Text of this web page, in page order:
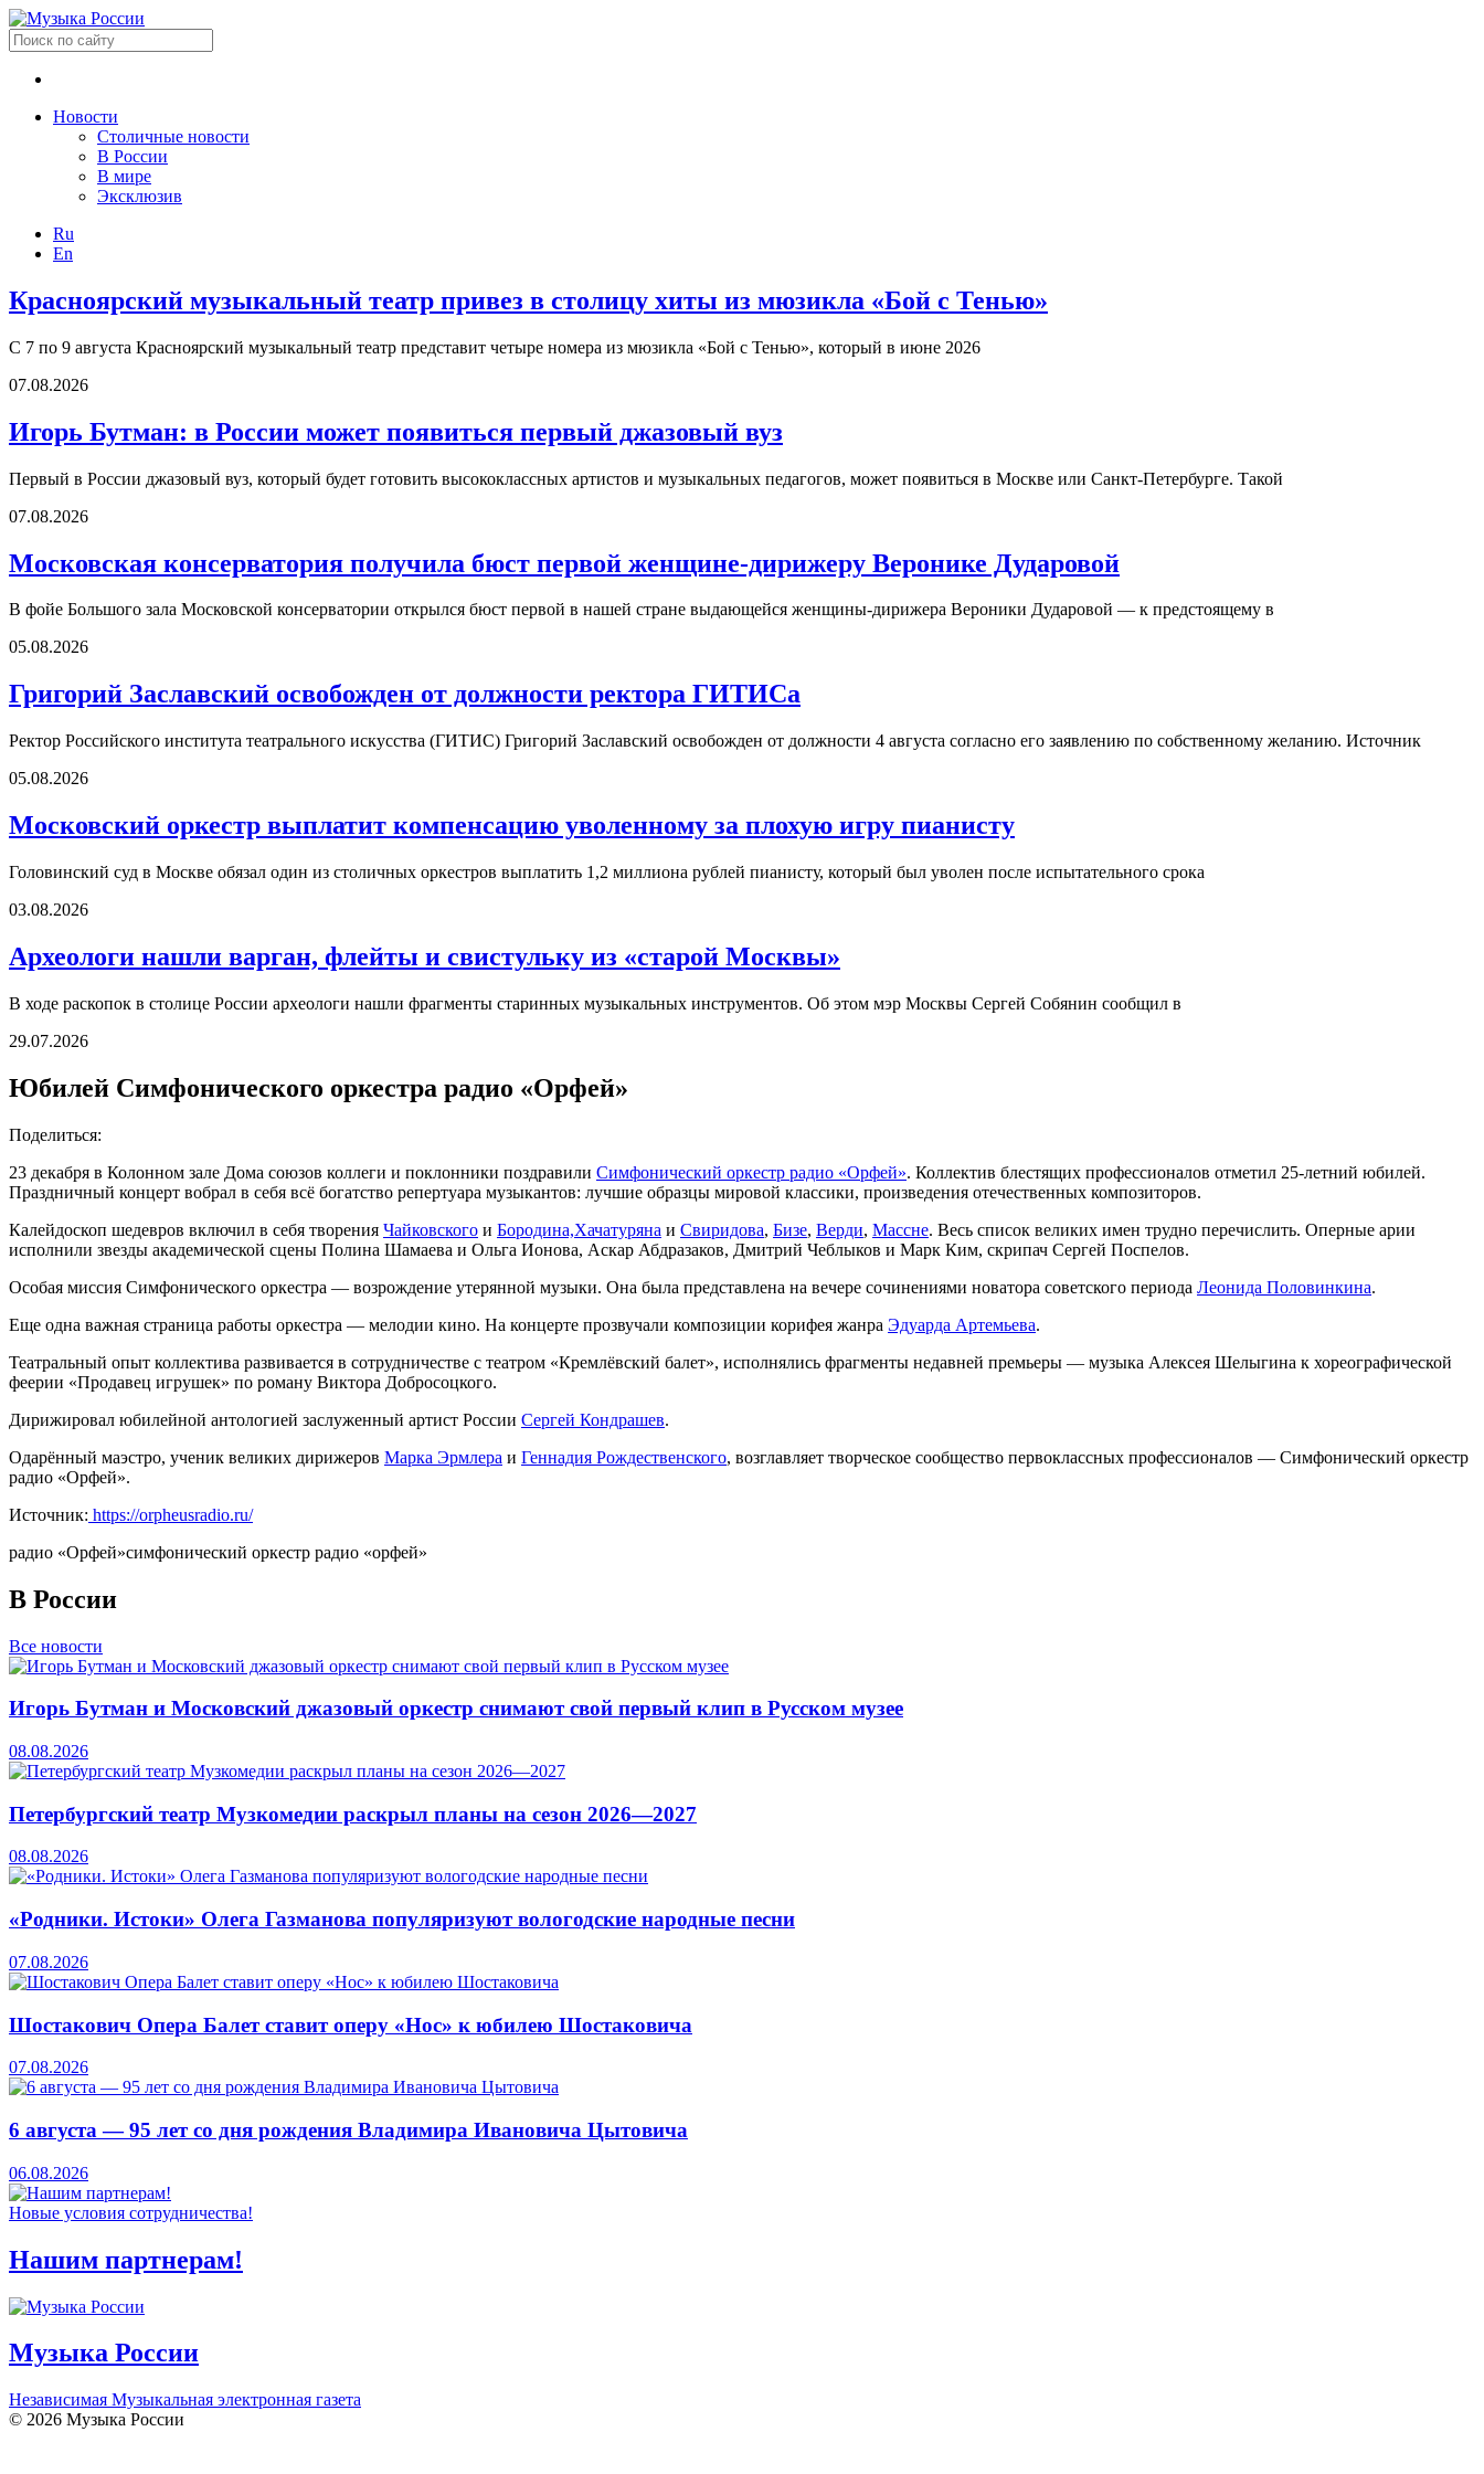
Новости
Столичные новости
В России
В мире
Эксклюзив
Ru
En
Красноярский музыкальный театр привез в столицу хиты из мюзикла «Бой с Тенью»
С 7 по 9 августа Красноярский музыкальный театр представит четыре номера из мюзикла «Бой с Тенью», который в июне 2026
07.08.2026
Игорь Бутман: в России может появиться первый джазовый вуз
Первый в России джазовый вуз, который будет готовить высококлассных артистов и музыкальных педагогов, может появиться в Москве или Санкт-Петербурге. Такой
07.08.2026
Московская консерватория получила бюст первой женщине-дирижеру Веронике Дударовой
В фойе Большого зала Московской консерватории открылся бюст первой в нашей стране выдающейся женщины-дирижера Вероники Дударовой — к предстоящему в
05.08.2026
Григорий Заславский освобожден от должности ректора ГИТИСа
Ректор Российского института театрального искусства (ГИТИС) Григорий Заславский освобожден от должности 4 августа согласно его заявлению по собственному желанию. Источник
05.08.2026
Московский оркестр выплатит компенсацию уволенному за плохую игру пианисту
Головинский суд в Москве обязал один из столичных оркестров выплатить 1,2 миллиона рублей пианисту, который был уволен после испытательного срока
03.08.2026
Археологи нашли варган, флейты и свистульку из «старой Москвы»
В ходе раскопок в столице России археологи нашли фрагменты старинных музыкальных инструментов. Об этом мэр Москвы Сергей Собянин сообщил в
29.07.2026
Юбилей Симфонического оркестра радио «Орфей»
Поделиться:
23 декабря в Колонном зале Дома союзов коллеги и поклонники поздравили Симфонический оркестр радио «Орфей». Коллектив блестящих профессионалов отметил 25-летний юбилей.
Праздничный концерт вобрал в себя всё богатство репертуара музыкантов: лучшие образцы мировой классики, произведения отечественных композиторов.
Калейдоскоп шедевров включил в себя творения Чайковского и Бородина,Хачатуряна и Свиридова, Бизе, Верди, Массне. Весь список великих имен трудно перечислить. Оперные арии
исполнили звезды академической сцены Полина Шамаева и Ольга Ионова, Аскар Абдразаков, Дмитрий Чеблыков и Марк Ким, скрипач Сергей Поспелов.
Особая миссия Симфонического оркестра — возрождение утерянной музыки. Она была представлена на вечере сочинениями новатора советского периода Леонида Половинкина.
Еще одна важная страница работы оркестра — мелодии кино. На концерте прозвучали композиции корифея жанра Эдуарда Артемьева.
Театральный опыт коллектива развивается в сотрудничестве с театром «Кремлёвский балет», исполнялись фрагменты недавней премьеры — музыка Алексея Шелыгина к хореографической
феерии «Продавец игрушек» по роману Виктора Добросоцкого.
Дирижировал юбилейной антологией заслуженный артист России Сергей Кондрашев.
Одарённый маэстро, ученик великих дирижеров Марка Эрмлера и Геннадия Рождественского, возглавляет творческое сообщество первоклассных профессионалов — Симфонический оркестр
радио «Орфей».
Источник: https://orpheusradio.ru/
радио «Орфей»симфонический оркестр радио «орфей»
В России
Все новости
Игорь Бутман и Московский джазовый оркестр снимают свой первый клип в Русском музее
08.08.2026
Петербургский театр Музкомедии раскрыл планы на сезон 2026—2027
08.08.2026
«Родники. Истоки» Олега Газманова популяризуют вологодские народные песни
07.08.2026
Шостакович Опера Балет ставит оперу «Нос» к юбилею Шостаковича
07.08.2026
6 августа — 95 лет со дня рождения Владимира Ивановича Цытовича
06.08.2026
Новые условия сотрудничества!
Нашим партнерам!
Музыка России
Независимая Музыкальная электронная газета
© 2026 Музыка России